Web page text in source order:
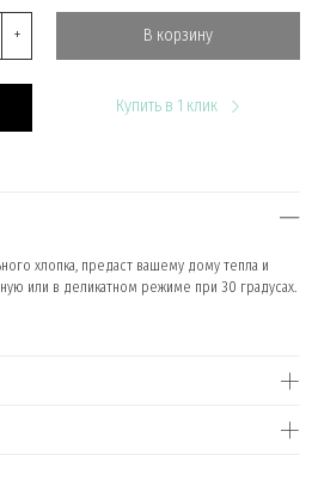
+ В корзину
Купить в 1 клик
хлопка, предаст вашему дому тепла и
или в деликатном режиме при 30 градусах.